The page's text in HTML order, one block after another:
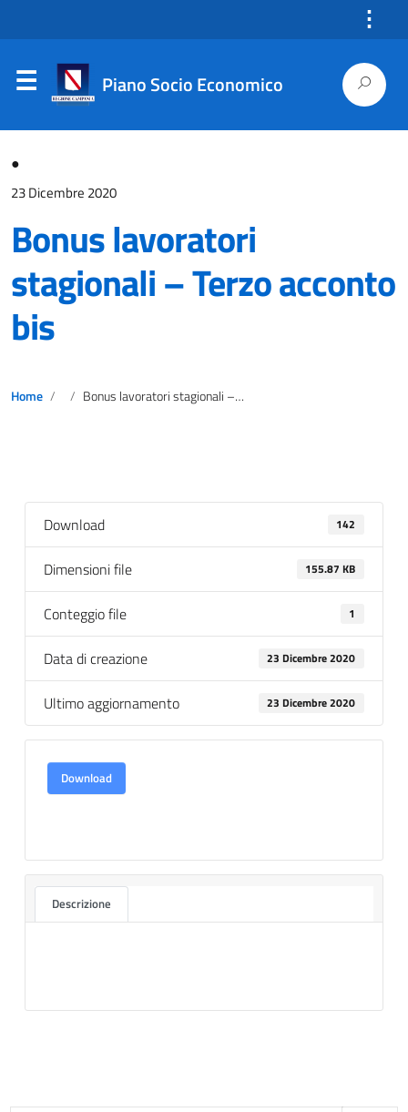
⋮
Piano Socio Economico
●
23 Dicembre 2020
Bonus lavoratori
stagionali – Terzo acconto
bis
Home Bonus lavoratori stagionali – Terzo acconto bis
Download 142
Dimensioni file 155.87 KB
Conteggio file 1
Data di creazione 23 Dicembre 2020
Ultimo aggiornamento 23 Dicembre 2020
Download
Descrizione